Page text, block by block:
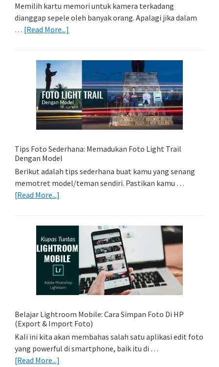
Memilih kartu memori untuk kamera terkadang
dianggap sepele oleh banyak orang. Apalagi jika dalam
… [Read More...]
Memori
Tepat
Untuk
Kamera
Kamu
Tips Foto Sederhana: Memadukan Foto Light Trail
Dengan Model
Berikut adalah tips sederhana buat kamu yang senang
memotret model/teman sendiri. Pastikan kamu …
[Read More...]
Sederhana:
Memadukan
Foto
Light
Trail
Dengan
Belajar Lightroom Mobile: Cara Simpan Foto Di HP
(Export & Import Foto)
Kali ini kita akan membahas salah satu aplikasi edit foto
yang powerful di smartphone, baik itu di …
[Read More...]